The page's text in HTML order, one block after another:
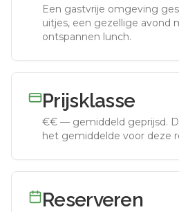
Een gastvrije omgeving
uitjes, een gezellige avond
ontspannen lunch.
Prijsklasse
€€ — gemiddeld geprijsd.
het gemiddelde voor deze
Reserveren